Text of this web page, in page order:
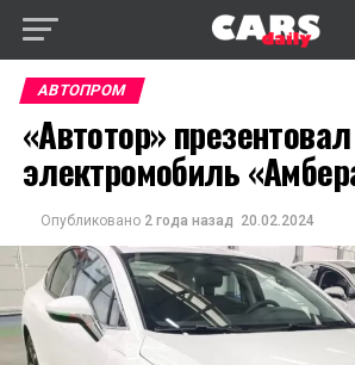
АВТОПРОМ
«Автотор» презентовал
электромобиль
Опубликовано 2 года назад 20.02.2024